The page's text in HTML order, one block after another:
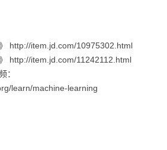
http://item.jd.com/10975302.html
http://item.jd.com/11242112.html
：
learn/machine-learning